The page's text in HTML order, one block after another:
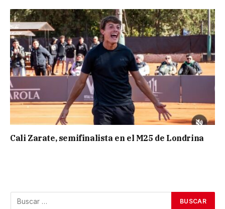
Cali Zarate, semifinalista en el M25 de Londrina